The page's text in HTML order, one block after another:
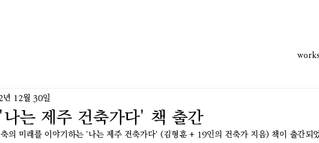
works
는 제주 건축가다' 책 출간
년 12월 30일
의 미래를 이야기하는 '나는 제주 건축가다' (김형훈 + 19인의 건축가 지음) 책이 출간되